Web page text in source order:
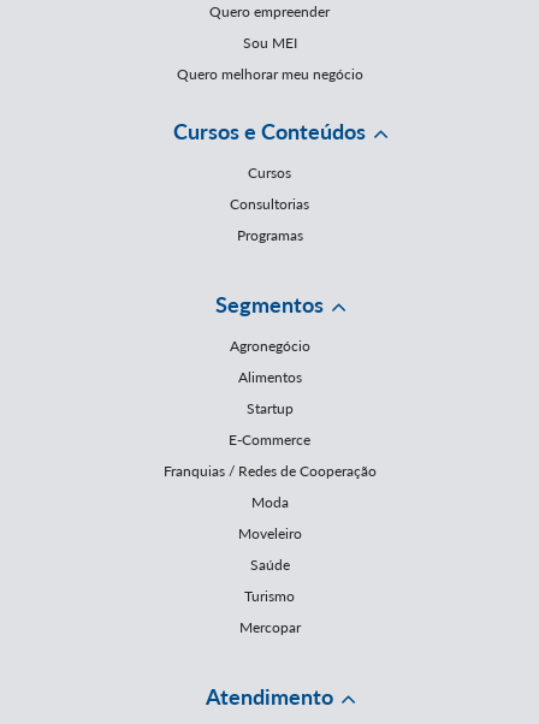
Quero empreender
Sou MEI
Quero melhorar meu negócio
Cursos e Conteúdos
Cursos
Consultorias
Programas
Segmentos
Agronegócio
Alimentos
Startup
E-Commerce
Franquias / Redes de Cooperação
Moda
Moveleiro
Saúde
Turismo
Mercopar
Atendimento